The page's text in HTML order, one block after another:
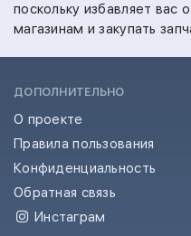
поскольку избавляет вас
магазинам и закупать
ДОПОЛНИТЕЛЬНО
О проекте
Правила пользования
Конфиденциальность
Обратная связь
Инстаграм